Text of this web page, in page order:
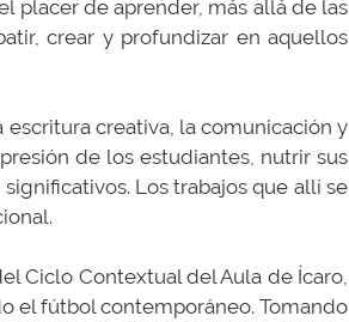
placer de aprender, más allá de las
crear y profundizar en aquellos
escritura creativa, la comunicación y
de los estudiantes, nutrir sus
Los trabajos que allí se
Ciclo Contextual del Aula de Ícaro,
el fútbol contemporáneo. Tomando